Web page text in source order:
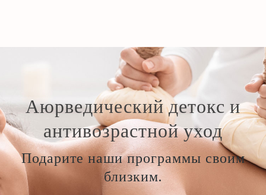
Аюрведический детокс и
антивозрастной уход
Подарите наши программы своим
близким.